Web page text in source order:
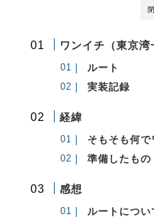
ワンイチ（東京湾
ルート
実装記録
経緯
そもそも何
準備したもの
感想
ルートについ